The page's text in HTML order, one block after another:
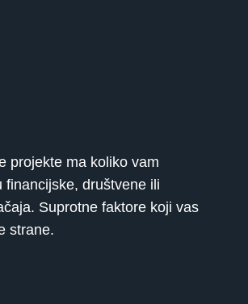
projekte ma koliko vam
društvene ili
Suprotne faktore koji vas
strane.